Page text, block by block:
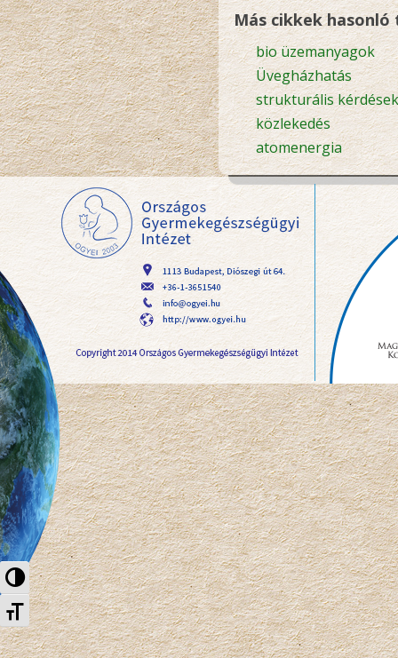
Nagy kontraszt váltása
Betűméret váltása
Más cikkek hasonló
bio üzemanyagok
Üvegházhatás
strukturális kérdések
közlekedés
atomenergia